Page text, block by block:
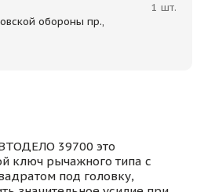
обороны пр.,
1 шт.
39700 это
ключ рычажного типа с
под головку,